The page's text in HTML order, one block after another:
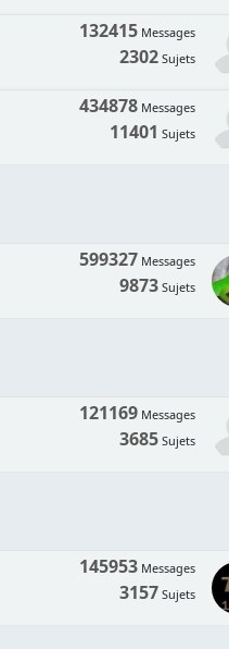
132415 Messages
2302 Sujets
434878 Messages
11401 Sujets
599327 Messages
9873 Sujets
121169 Messages
3685 Sujets
145953 Messages
3157 Sujets